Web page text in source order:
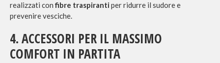
realizzati confibre traspiranti per ridurre il sudore e
prevenire vesciche.
4. ACCESSORI PER IL MASSIMO
COMFORT IN PARTITA